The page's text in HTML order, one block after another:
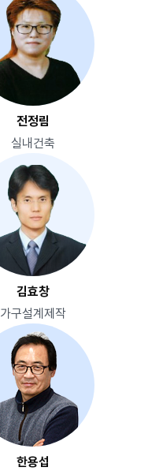
전정림
실내건축
김효창
가구설계제작
한용섭